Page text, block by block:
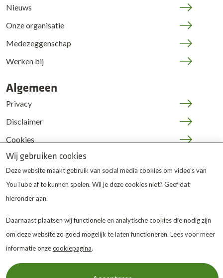
Nieuws
Onze organisatie
Medezeggenschap
Werken bij
Algemeen
Privacy
Disclaimer
Cookies
JOP | medewerkers
De Twentse Zorgcentrais
gewaardeerd op ZorgkaartNederland.
waarderingenofplaats een waardering
Wij gebruiken cookies
Deze website maakt gebruik van social media cookies om video's van
YouTube af te kunnen spelen. Wil je deze cookies niet? Geef dat
hieronder aan.
Daarnaast plaatsen wij functionele en analytische cookies die nodig zijn
om deze website zo goed mogelijk te laten functioneren. Lees voor meer
informatie onzecookiepagina.